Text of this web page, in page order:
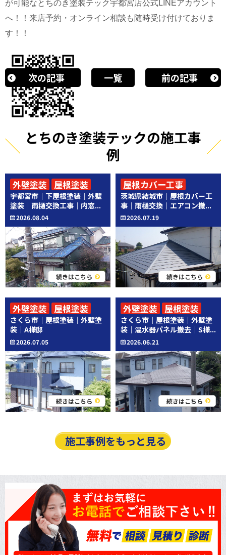
が可能なとちのき塗装テック宇都宮店公式LINEアカウント
へ！！来店予約・オンライン相談も随時受け付けておりま
す！！
次の記事 一覧 前の記事
とちのき塗装テックの施工事
例
宇都宮市｜下屋根塗装｜外壁
塗装｜雨樋交換工事｜内窓...
2026.08.04
続きはこちら
外壁塗装
屋根塗装
その他工事
茨城県結城市｜屋根カバー工
事｜雨樋交換｜エアコン撤...
2026.07.19
続きはこちら
屋根カバー工事
その他工事
さくら市｜屋根塗装｜外壁塗
装｜A様邸
2026.07.05
続きはこちら
外壁塗装 屋根塗装
さくら市｜屋根塗装｜外壁塗
装｜温水器パネル撤去｜S様...
2026.06.21
続きはこちら
外壁塗装
屋根塗装
その他工事
施工事例をもっと見る